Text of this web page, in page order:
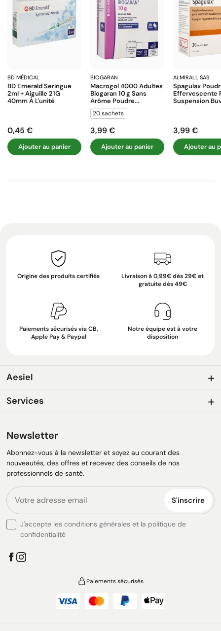
BD MÉDICAL
BD Emerald Seringue
2ml + Aiguille 21G
40mm À L'unité
Prix
0,45 €
Ajouter au panier
BIOGARAN
Macrogol 4000 Adultes
Biogaran 10 G Sans
Arôme Poudre...
20 sachets
Prix
3,99 €
Ajouter au panier
ALMIRALL SAS
Spagulax
Effervescente
Suspension
Prix
3,99 €
Ajouter au
Origine des produits certifiés
Livraison à 0,99€ dès 29€ et
gratuite dès 49€
Paiements sécurisés via CB,
Apple Pay & Paypal
Notre équipe est à votre
disposition
Aesiel
Services
Newsletter
Abonnez-vous à la newsletter et soyez au courant des
nouveautés, des offres et recevez des conseils de nos
professionnels de santé.
S'inscrire
J'accepte les conditions générales et la politique de
confidentialité
Paiements sécurisés